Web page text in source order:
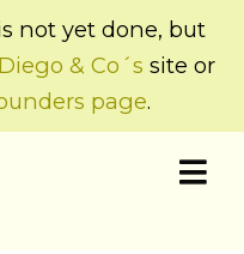
not yet done, but
& Co´s site or
page.